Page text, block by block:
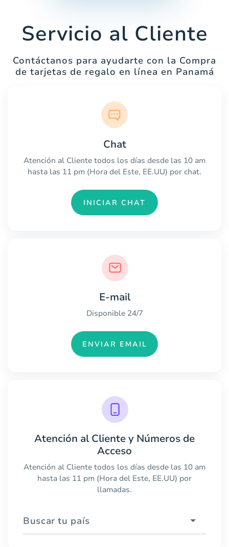
Servicio al Cliente
Contáctanos para ayudarte con la Compra
de tarjetas de regalo en línea en Panamá
Chat
Atención al Cliente todos los días desde las 10 am
hasta las 11 pm (Hora del Este, EE.UU) por chat.
INICIAR CHAT
E-mail
Disponible 24/7
ENVIAR EMAIL
Atención al Cliente y Números de
Acceso
Atención al Cliente todos los días desde las 10 am
hasta las 11 pm (Hora del Este, EE.UU) por
llamadas.
Buscar tu país